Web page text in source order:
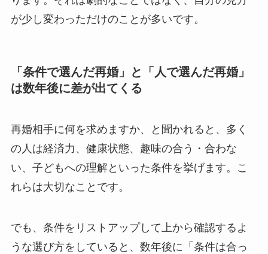
が少し変わっただけのことが多いです。
「条件で選んだ再婚」と「人で選んだ再婚」
は数年後に差が出てくる
再婚相手に何を求めますか、と聞かれると、多く
の人は経済力、健康状態、趣味の合う・合わな
い、子どもへの理解といった条件を挙げます。こ
れらは大切なことです。
でも、条件をリストアップして上から確認するよ
うな選び方をしていると、数年後に「条件は合っ